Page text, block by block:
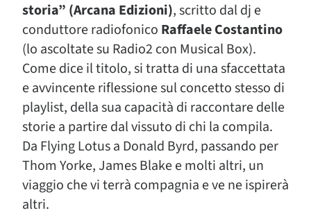
storia” (Arcana Edizioni), scritto dal dj e
conduttore radiofonico Raffaele Costantino
(lo ascoltate su Radio2 con Musical Box).
Come dice il titolo, si tratta di una sfaccettata
e avvincente riflessione sul concetto stesso di
playlist, della sua capacità di raccontare delle
storie a partire dal vissuto di chi la compila.
Da Flying Lotus a Donald Byrd, passando per
Thom Yorke, James Blake e molti altri, un
viaggio che vi terrà compagnia e ve ne ispirerà
altri.